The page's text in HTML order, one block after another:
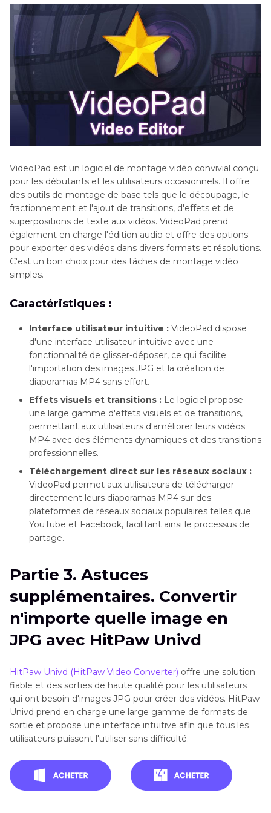
VideoPad est un logiciel de montage vidéo convivial conçu
pour les débutants et les utilisateurs occasionnels. Il offre
des outils de montage de base tels que le découpage, le
fractionnement et l'ajout de transitions, d'effets et de
superpositions de texte aux vidéos. VideoPad prend
également en charge l'édition audio et offre des options
pour exporter des vidéos dans divers formats et résolutions.
C'est un bon choix pour des tâches de montage vidéo
simples.
Caractéristiques :
Interface utilisateur intuitive : VideoPad dispose
d'une interface utilisateur intuitive avec une
fonctionnalité de glisser-déposer, ce qui facilite
l'importation des images JPG et la création de
diaporamas MP4 sans effort.
Effets visuels et transitions : Le logiciel propose
une large gamme d'effets visuels et de transitions,
permettant aux utilisateurs d'améliorer leurs vidéos
MP4 avec des éléments dynamiques et des transitions
professionnelles.
Téléchargement direct sur les réseaux sociaux :
VideoPad permet aux utilisateurs de télécharger
directement leurs diaporamas MP4 sur des
plateformes de réseaux sociaux populaires telles que
YouTube et Facebook, facilitant ainsi le processus de
partage.
Partie 3. Astuces
supplémentaires. Convertir
n'importe quelle image en
JPG avec HitPaw Univd
HitPaw Univd (HitPaw Video Converter) offre une solution
fiable et des sorties de haute qualité pour les utilisateurs
qui ont besoin d'images JPG pour créer des vidéos. HitPaw
Univd prend en charge une large gamme de formats de
sortie et propose une interface intuitive afin que tous les
utilisateurs puissent l'utiliser sans difficulté.